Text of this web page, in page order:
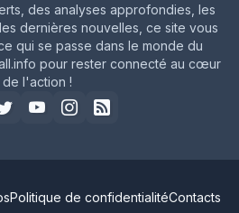
des analyses approfondies, les
dernières nouvelles, ce site vous
qui se passe dans le monde du
pour rester connecté au cœur
de l'action !
Politique de confidentialitéContacts